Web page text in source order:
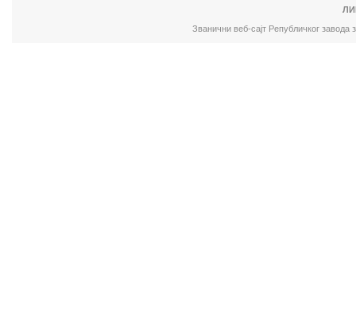
Званични веб-сајт Републичког